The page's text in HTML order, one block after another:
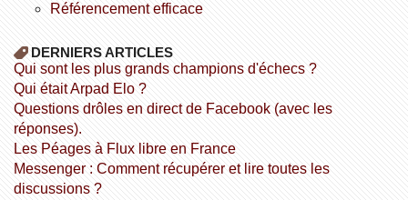
référencement efficace
DERNIERS ARTICLES
Qui sont les plus grands champions d'échecs ?
Qui était Arpad Elo ?
Questions drôles en direct de Facebook (avec les
réponses).
Les Péages à Flux libre en France
Messenger : Comment récupérer et lire toutes les
discussions ?